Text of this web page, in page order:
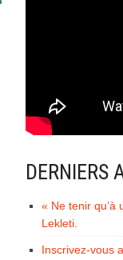
DERNIERS
« Ne tenir qu’à
Lekleti.
Inscrivez-vous